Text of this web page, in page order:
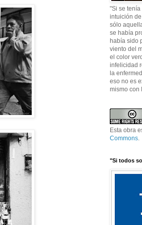
"Si se
intuición
sólo
se había
había sido
viento del
el color
infelicidad
la
eso no es
mismo con
Esta obra
Commons
"Si todos